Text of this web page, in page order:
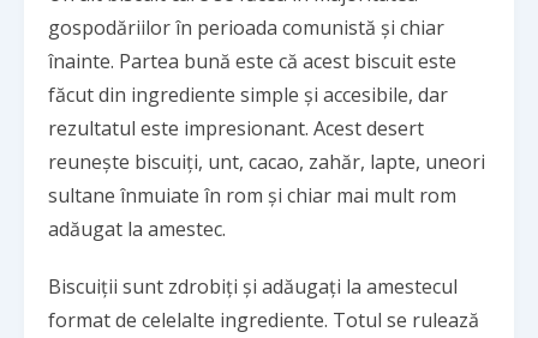
gospodăriilor în perioada comunistă și chiar
înainte. Partea bună este că acest biscuit este
făcut din ingrediente simple și accesibile, dar
rezultatul este impresionant. Acest desert
reunește biscuiți, unt, cacao, zahăr, lapte, uneori
sultane înmuiate în rom și chiar mai mult rom
adăugat la amestec.
Biscuiții sunt zdrobiți și adăugați la amestecul
format de celelalte ingrediente. Totul se rulează